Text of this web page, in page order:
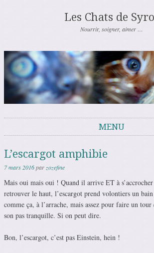
Les Chats de
Nourrir, soigner, aimer …
MENU
L’escargot amphibie
7 mars 2016parzozefine
Mais oui mais oui ! Quand il arrive ET à
retrouver le haut, l’escargot prend volontiers un
comme ça, à l’arrache, mais assez pour faire un tour
son pas tranquille. Si on peut dire.
Bon, l’escargot, c’est pas Einstein, hein !